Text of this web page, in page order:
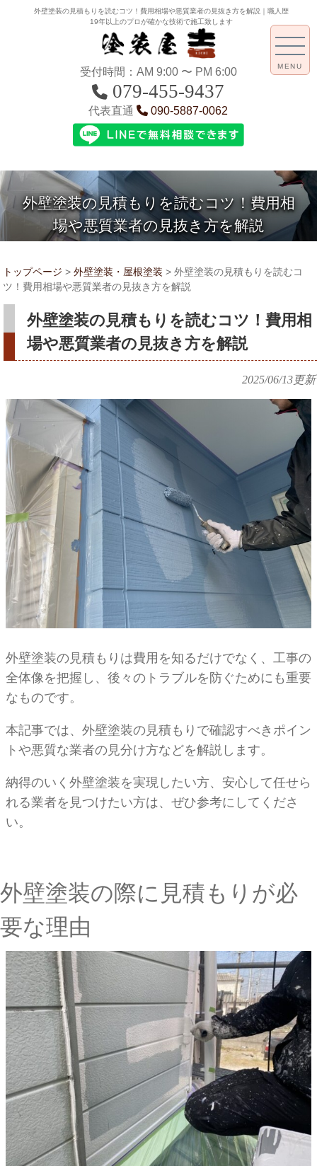
外壁塗装の見積もりを読むコツ！費用相場や悪質業者の見抜き方を解説｜職人歴
19年以上のプロが確かな技術で施工致します
受付時間：AM 9:00 〜 PM 6:00
079-455-9437
代表直通 090-5887-0062
外壁塗装の見積もりを読むコツ！費用相
場や悪質業者の見抜き方を解説
MENU
トップページ > 外壁塗装・屋根塗装 > 外壁塗装の見積もりを読むコ
ツ！費用相場や悪質業者の見抜き方を解説
外壁塗装の見積もりを読むコツ！費用相
場や悪質業者の見抜き方を解説
2025/06/13更新
外壁塗装の見積もりは費用を知るだけでなく、工事の
全体像を把握し、後々のトラブルを防ぐためにも重要
なものです。
本記事では、外壁塗装の見積もりで確認すべきポイン
トや悪質な業者の見分け方などを解説します。
納得のいく外壁塗装を実現したい方、安心して任せら
れる業者を見つけたい方は、ぜひ参考にしてくださ
い。
外壁塗装の際に見積もりが必
要な理由